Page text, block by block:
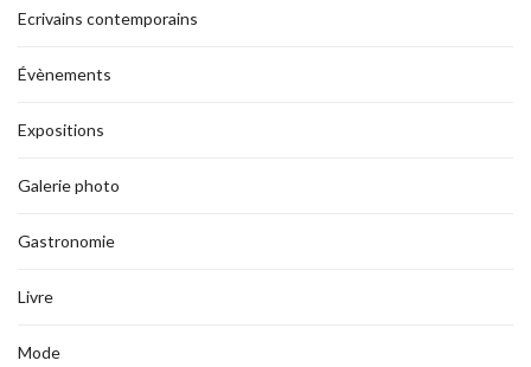
Ecrivains contemporains
Évènements
Expositions
Galerie photo
Gastronomie
Livre
Mode